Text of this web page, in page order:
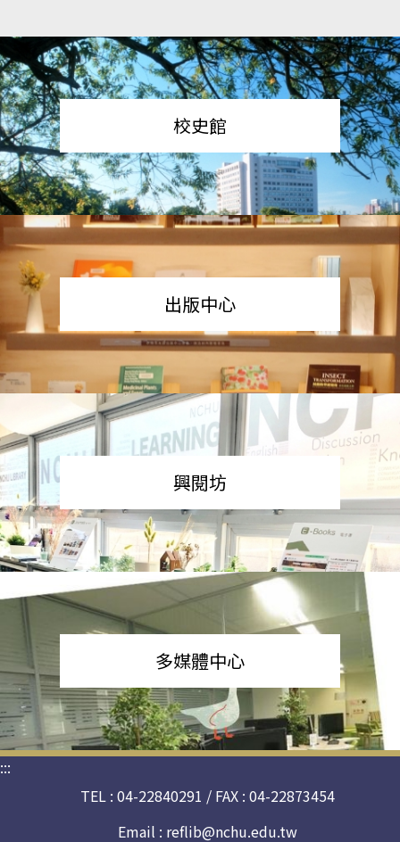
校史館
出版中心
興閱坊
多媒體中心
:::
TEL : 04-22840291 / FAX : 04-22873454
Email : reflib@nchu.edu.tw